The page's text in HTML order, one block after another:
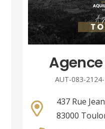
AUT-083-
437 Rue
83000